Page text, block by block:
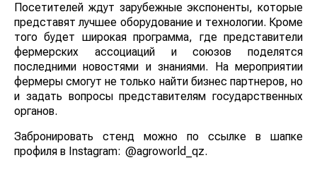
Посетителей ждут зарубежные экспоненты, которые
представят лучшее оборудование и технологии. Кроме
того будет широкая программа, где представители
фермерских ассоциаций и союзов поделятся
последними новостями и знаниями. На мероприятии
фермеры смогут не только найти бизнес партнеров, но
и задать вопросы представителям государственных
органов.
Забронировать стенд можно по ссылке в шапке
профиля в Instagram: @agroworld_qz.